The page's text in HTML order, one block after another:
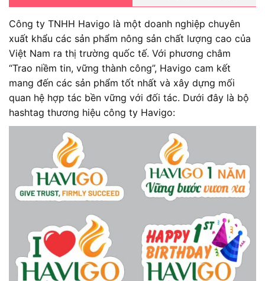
Công ty TNHH Havigo là một doanh nghiệp chuyên
xuất khẩu các sản phẩm nông sản chất lượng cao của
Việt Nam ra thị trường quốc tế. Với phương châm
“Trao niềm tin, vững thành công”, Havigo cam kết
mang đến các sản phẩm tốt nhất và xây dựng mối
quan hệ hợp tác bền vững với đối tác. Dưới đây là bộ
hashtag thương hiệu công ty Havigo: